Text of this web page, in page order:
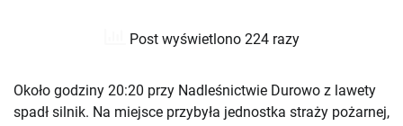
Post wyświetlono 224 razy
Około godziny 20:20 przy Nadleśnictwie Durowo z lawety
spadł silnik. Na miejsce przybyła jednostka straży pożarnej,